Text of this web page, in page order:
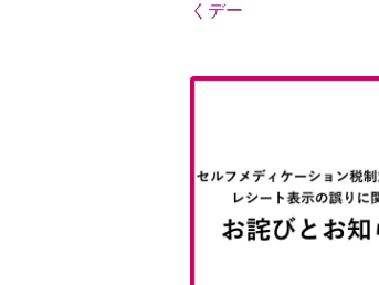
くデー